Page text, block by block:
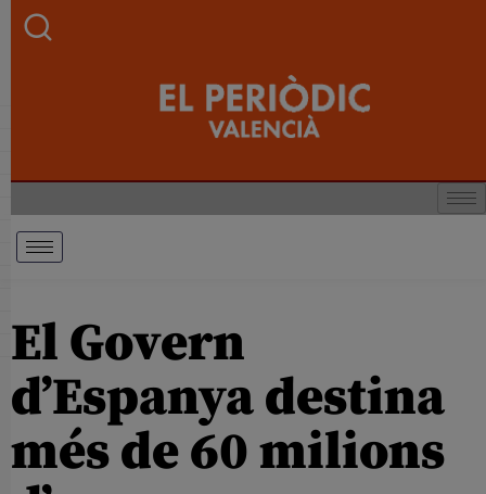
El Govern
d’Espanya destina
més de 60 milions